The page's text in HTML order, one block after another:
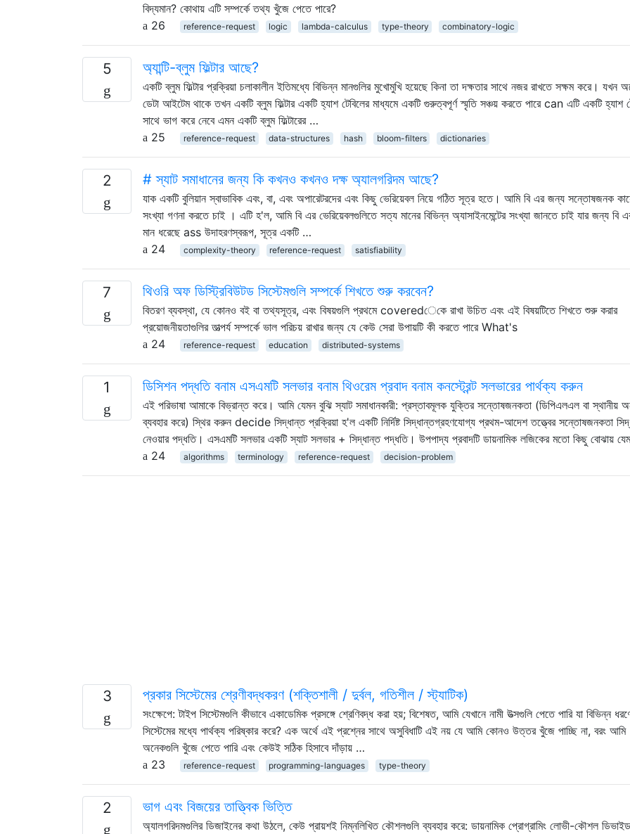
বিদ্যমান? কোথায় এটি সম্পর্কে তথ্য খুঁজে পেতে পারে?
26
reference-request logic lambda-calculus type-theory combinatory-logic
5 অ্যান্টি-ব্লুম ফিল্টার আছে?
একটি ব্লুম ফিল্টার প্রক্রিয়া চলাকালীন ইতিমধ্যে বিভিন্ন মানগুলির মুখোমুখি হয়েছে কিনা তা দক্ষতার সাথে নজর রাখতে সক্ষম করে। যখন
ডেটা আইটেম থাকে তখন একটি ব্লুম ফিল্টার একটি হ্যাশ টেবিলের মাধ্যমে একটি গুরুত্বপূর্ণ স্মৃতি সঞ্চয় করতে পারে can এটি একটি হ্যাশ
সাথে ভাগ করে নেবে এমন একটি ব্লুম ফিল্টারের …
25
reference-request data-structures hash bloom-filters dictionaries
2 # স্যাট সমাধানের জন্য কি কখনও কখনও দক্ষ অ্যালগরিদম আছে?
যাক একটি বুলিয়ান স্বাভাবিক এবং, বা, এবং অপারেটরদের এবং কিছু ভেরিয়েবল নিয়ে গঠিত সূত্র হতে। আমি বি এর জন্য সন্তোষজনক
সংখ্যা গণনা করতে চাই । এটি হ'ল, আমি বি এর ভেরিয়েবলগুলিতে সত্য মানের বিভিন্ন অ্যাসাইনমেন্টের সংখ্যা জানতে চাই যার জন্য বি
মান ধরেছে ass উদাহরণস্বরূপ, সূত্র একটি …
24
complexity-theory reference-request satisfiability
7 থিওরি অফ ডিস্ট্রিবিউটড সিস্টেমগুলি সম্পর্কে শিখতে শুরু করবেন?
বিতরণ ব্যবস্থা, যে কোনও বই বা তথ্যসূত্র, এবং বিষয়গুলি প্রথমে coveredেকে রাখা উচিত এবং এই বিষয়টিতে শিখতে শুরু করার
প্রয়োজনীয়তাগুলির তাত্পর্য সম্পর্কে ভাল পরিচয় রাখার জন্য যে কেউ সেরা উপায়টি কী করতে পারে What's
24
reference-request education distributed-systems
1 ডিসিশন পদ্ধতি বনাম এসএমটি সলভার বনাম থিওরেম প্রবাদ বনাম কনস্ট্রেন্ট সলভারের পার্থক্য করুন
এই পরিভাষা আমাকে বিভ্রান্ত করে। আমি যেমন বুঝি স্যাট সমাধানকারী: প্রস্তাবমূলক যুক্তির সন্তোষজনকতা (ডিপিএলএল বা স্থানীয়
ব্যবহার করে) স্থির করুন decide সিদ্ধান্ত প্রক্রিয়া হ'ল একটি নির্দিষ্ট সিদ্ধান্তগ্রহণযোগ্য প্রথম-আদেশ তত্ত্বের সন্তোষজনকতা
নেওয়ার পদ্ধতি। এসএমটি সলভার একটি স্যাট সলভার + সিদ্ধান্ত পদ্ধতি। উপপাদ্য প্রবাদটি ডায়নামিক লজিকের মতো কিছু বোঝায়
24
algorithms terminology reference-request decision-problem
3 প্রকার সিস্টেমের শ্রেণীবদ্ধকরণ (শক্তিশালী / দুর্বল, গতিশীল / স্ট্যাটিক)
সংক্ষেপে: টাইপ সিস্টেমগুলি কীভাবে একাডেমিক প্রসঙ্গে শ্রেণিবদ্ধ করা হয়; বিশেষত, আমি যেখানে নামী উত্সগুলি পেতে পারি যা বিভিন্ন
সিস্টেমের মধ্যে পার্থক্য পরিষ্কার করে? এক অর্থে এই প্রশ্নের সাথে অসুবিধাটি এই নয় যে আমি কোনও উত্তর খুঁজে পাচ্ছি না, বরং আমি
অনেকগুলি খুঁজে পেতে পারি এবং কেউই সঠিক হিসাবে দাঁড়ায় …
23
reference-request programming-languages type-theory
2 ভাগ এবং বিজয়ের তাত্ত্বিক ভিত্তি
অ্যালগরিদমগুলির ডিজাইনের কথা উঠলে, কেউ প্রায়শই নিম্নলিখিত কৌশলগুলি ব্যবহার করে: ডায়নামিক প্রোগ্রামিং লোভী-কৌশল